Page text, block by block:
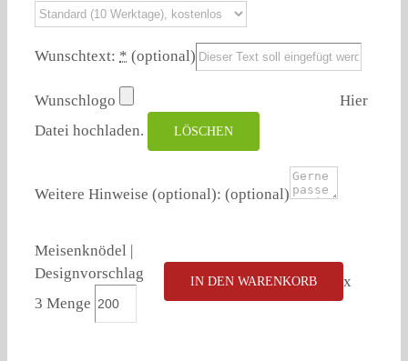
Wunschtext: * (optional)
Wunschlogo
Hier
Datei hochladen.
LÖSCHEN
Weitere Hinweise (optional): (optional)
Meisenknödel |
Designvorschlag
3 Menge
IN DEN WARENKORB x